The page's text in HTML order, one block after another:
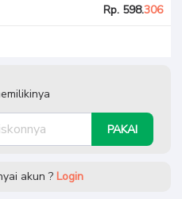
Rp. 598.306
PAKAI
akun ? Login